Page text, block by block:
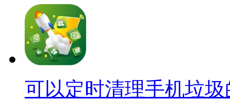
可以定时清理手机垃